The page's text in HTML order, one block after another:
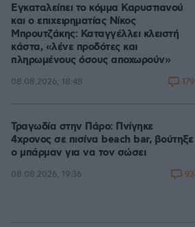
Εγκαταλείπει το κόμμα Καρυστιανού
και ο επιχειρηματίας Νίκος
Μπρουτζάκης: Καταγγέλλει κλειστή
κάστα, «λένε προδότες και
πληρωμένους όσους αποχωρούν»
08.08.2026, 18:48 179
Τραγωδία στην Πάρο: Πνίγηκε
4χρονος σε πισίνα beach bar, βούτηξε
ο μπάρμαν για να τον σώσει
08.08.2026, 19:36 93